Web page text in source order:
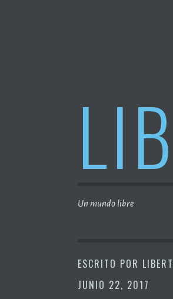
Un mundo libre
ESCRITO POR
JUNIO 22, 2017